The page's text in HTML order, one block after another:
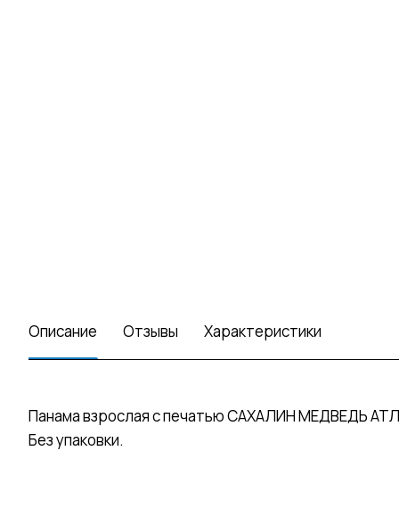
Описание Отзывы Характеристики
Панама взрослая с печатью САХАЛИН МЕДВЕДЬ
Без упаковки.